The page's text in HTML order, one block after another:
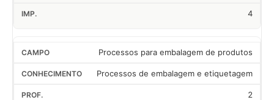
4
Processos para embalagem de produtos
Processos de embalagem e etiquetagem
2